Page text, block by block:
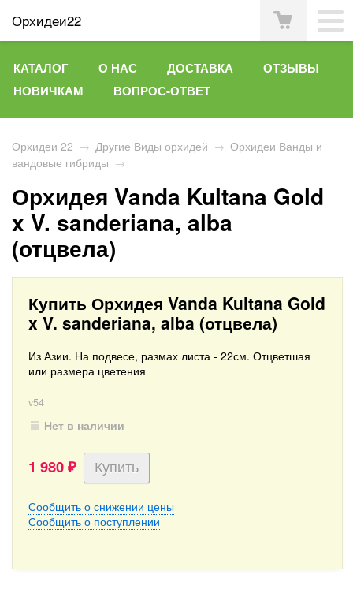
Орхидеи22
КАТАЛОГ О НАС ДОСТАВКА
ОТЗЫВЫ
НОВИЧКАМ
ВОПРОС-ОТВЕТ
Орхидеи 22 → Другие Виды орхидей → Орхидеи Ванды и
вандовые гибриды →
Орхидея Vanda Kultana Gold
x V. sanderiana, alba
(отцвела)
Купить Орхидея Vanda Kultana Gold
x V. sanderiana, alba (отцвела)
Из Азии. На подвесе, размах листа - 22см. Отцветшая
или размера цветения
v54
Нет в наличии
1 980 ₽
Сообщить о снижении цены
Сообщить о поступлении